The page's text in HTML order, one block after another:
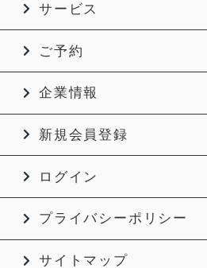
サービス
ご予約
企業情報
新規会員登録
ログイン
プライバシーポリシー
サイトマップ